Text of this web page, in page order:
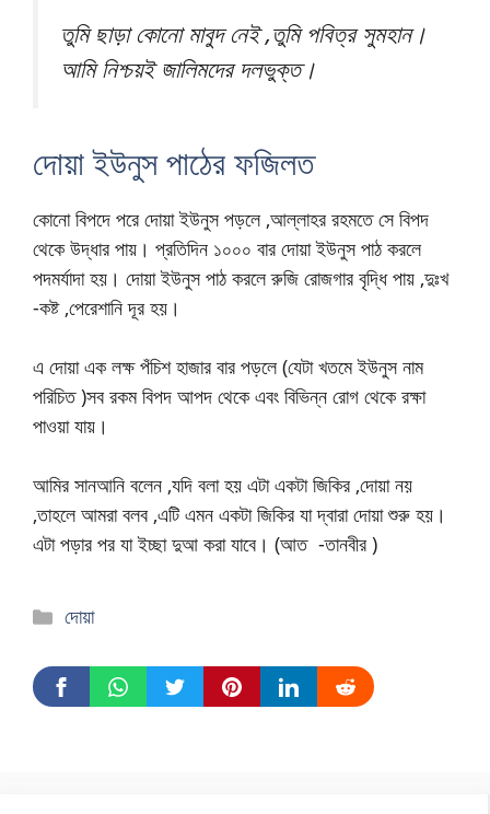
তুমি ছাড়া কোনো মাবুদ নেই ,তুমি পবিত্র সুমহান।
আমি নিশ্চয়ই জালিমদের দলভুক্ত।
দোয়া ইউনুস পাঠের ফজিলত
কোনো বিপদে পরে দোয়া ইউনুস পড়লে ,আল্লাহর রহমতে সে বিপদ
থেকে উদ্ধার পায়। প্রতিদিন ১০০০ বার দোয়া ইউনুস পাঠ করলে
পদমর্যাদা হয়। দোয়া ইউনুস পাঠ করলে রুজি রোজগার বৃদ্ধি পায় ,দুঃখ
-কষ্ট ,পেরেশানি দূর হয়।
এ দোয়া এক লক্ষ পঁচিশ হাজার বার পড়লে (যেটা খতমে ইউনুস নাম
পরিচিত )সব রকম বিপদ আপদ থেকে এবং বিভিন্ন রোগ থেকে রক্ষা
পাওয়া যায়।
আমির সানআনি বলেন ,যদি বলা হয় এটা একটা জিকির ,দোয়া নয়
,তাহলে আমরা বলব ,এটি এমন একটা জিকির যা দ্বারা দোয়া শুরু হয়।
এটা পড়ার পর যা ইচ্ছা দুআ করা যাবে। (আত -তানবীর )
দোয়া